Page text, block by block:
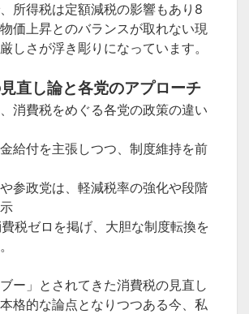
所得税は定額減税の影響もあり8
価上昇とのバランスが取れない現
しさが浮き彫りになっています。
直し論と各党のアプローチ
消費税をめぐる各党の政策の違い
給付を主張しつつ、制度維持を前
参政党は、軽減税率の強化や段階
費税ゼロを掲げ、大胆な制度転換を
ー」とされてきた消費税の見直し
格的な論点となりつつある今、私